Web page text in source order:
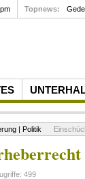
Topnews:
| Politik
499